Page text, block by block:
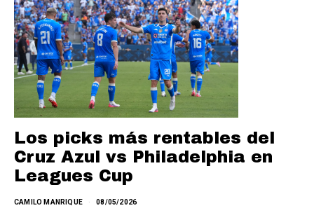
Los picks más rentables del
Cruz Azul vs Philadelphia en
Leagues Cup
CAMILO MANRIQUE 08/05/2026